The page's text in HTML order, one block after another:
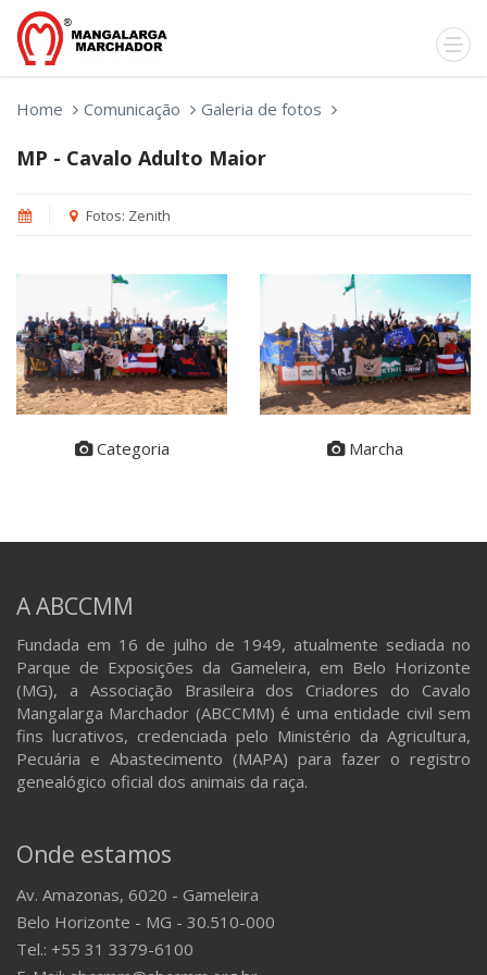
Home Comunicação Galeria de fotos
MP - Cavalo Adulto Maior
Fotos: Zenith
Categoria Marcha
A ABCCMM
Fundada em 16 de julho de 1949, atualmente sediada no
Parque de Exposições da Gameleira, em Belo Horizonte
(MG), a Associação Brasileira dos Criadores do Cavalo
Mangalarga Marchador (ABCCMM) é uma entidade civil sem
fins lucrativos, credenciada pelo Ministério da Agricultura,
Pecuária e Abastecimento (MAPA) para fazer o registro
genealógico oficial dos animais da raça.
Onde estamos
Av. Amazonas, 6020 - Gameleira
Belo Horizonte - MG - 30.510-000
Tel.: +55 31 3379-6100